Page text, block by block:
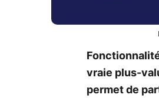
vraie plus-
permet de